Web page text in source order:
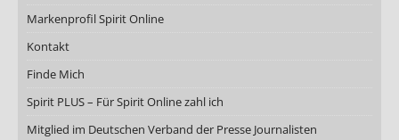
Markenprofil Spirit Online
Kontakt
Finde Mich
Spirit PLUS – Für Spirit Online zahl ich
Mitglied im Deutschen Verband der Presse Journalisten